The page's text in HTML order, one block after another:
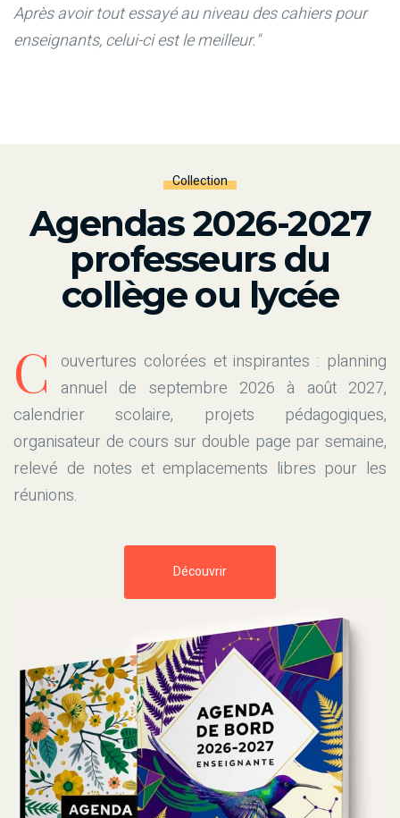
Après avoir tout essayé au niveau des cahiers pour
enseignants, celui-ci est le meilleur."
Collection
Agendas 2026-2027
professeurs du
collège ou lycée
C
ouvertures colorées et inspirantes : planning
annuel de septembre 2026 à août 2027,
calendrier scolaire, projets pédagogiques,
organisateur de cours sur double page par semaine,
relevé de notes et emplacements libres pour les
réunions.
Découvrir